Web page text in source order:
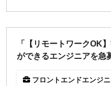
「【リモートワークOK
ができるエンジニアを急
フロントエンドエンジ